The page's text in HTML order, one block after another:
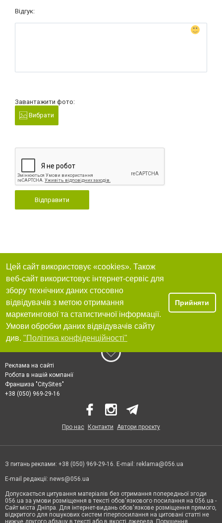
Відгук:
Завантажити фото:
Вибрати
Відправити
Цей сайт використовує «cookies». Також
веб-сайт використовує інтернет-сервіс для
збору технічних даних стосовно
відвідувачів з метою отримання
маркетингової та статистичної інформації.
Умови обробки даних відвідувачів сайту
див. "Політика конфіденційності"
Прийняти
Реклама на сайті
Робота в нашій компанії
Франшиза "CitySites"
+38 (050) 969-29-16
Про нас Контакти Автори проєкту
З питань реклами: +38 (050) 969-29-16. E-mail: reklama@056.ua
E-mail редакції: news@056.ua
Допускається цитування матеріалів без отримання попередньої згоди
056.ua за умови розміщення в тексті обов'язкового посилання на 056.ua -
Сайт міста Дніпра. Для інтернет-видань обов'язкове розміщення прямого,
відкритого для пошукових систем гіперпосилання на цитовані статті не
нижче другого абзацу в тексті або в якості джерела. Порушення